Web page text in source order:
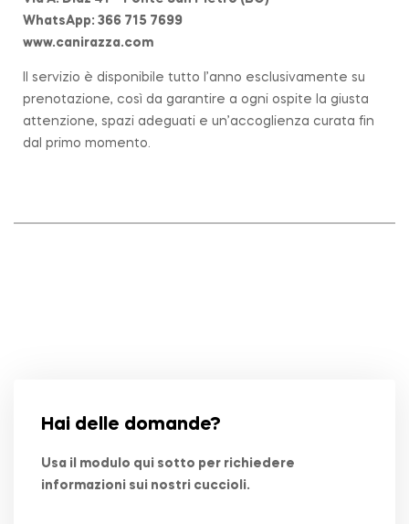
WhatsApp: 366 715 7699
www.canirazza.com
Il servizio è disponibile tutto l’anno esclusivamente su
prenotazione, così da garantire a ogni ospite la giusta
attenzione, spazi adeguati e un’accoglienza curata fin
dal primo momento.
Hai delle domande?
Usa il modulo qui sotto per richiedere
informazioni sui nostri cuccioli.